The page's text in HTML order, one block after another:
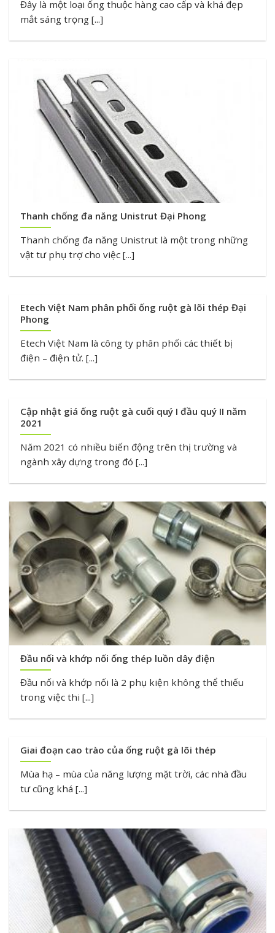
Đây là một loại ống thuộc hàng cao cấp và khá đẹp
mắt sáng trọng [...]
Thanh chống đa năng Unistrut Đại Phong
Thanh chống đa năng Unistrut là một trong những
vật tư phụ trợ cho việc [...]
Etech Việt Nam phân phối ống ruột gà lõi thép Đại
Phong
Etech Việt Nam là công ty phân phối các thiết bị
điện – điện tử. [...]
Cập nhật giá ống ruột gà cuối quý I đầu quý II năm
2021
Năm 2021 có nhiều biến động trên thị trường và
ngành xây dựng trong đó [...]
Đầu nối và khớp nối ống thép luồn dây điện
Đầu nối và khớp nối là 2 phụ kiện không thể thiếu
trong việc thi [...]
Giai đoạn cao trào của ống ruột gà lõi thép
Mùa hạ – mùa của năng lượng mặt trời, các nhà đầu
tư cũng khá [...]